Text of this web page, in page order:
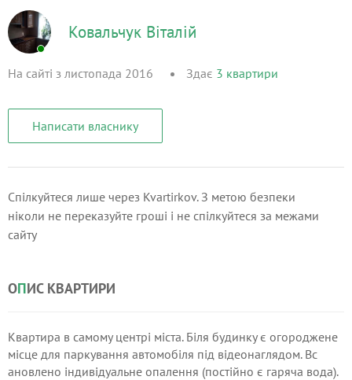
Ковальчук Віталій
На сайті з листопада 2016 Здає 3 квартири
Написати власнику
Спілкуйтеся лише через Kvartirkov. З метою безпеки
ніколи не переказуйте гроші і не спілкуйтеся за межами
сайту
ОПИС КВАРТИРИ
Квартира в самому центрі міста. Біля будинку є огороджене
місце для паркування автомобіля під відеонаглядом. Вс
ановлено індивідуальне опалення (постійно є гаряча вода).